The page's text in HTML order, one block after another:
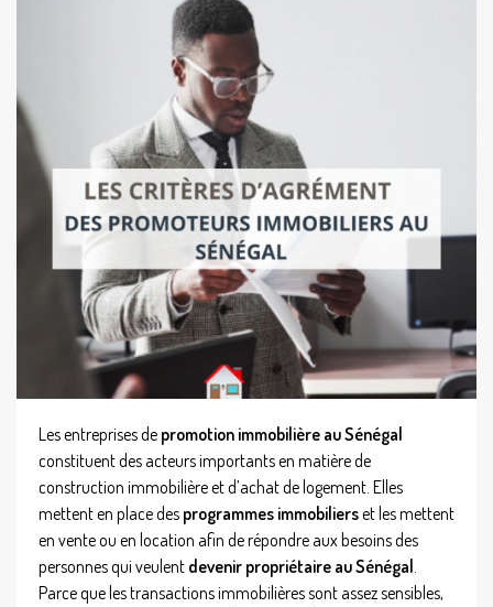
Les entreprises de promotion immobilière au Sénégal
constituent des acteurs importants en matière de
construction immobilière et d’achat de logement. Elles
mettent en place des programmes immobilierset les mettent
en vente ou en location afin de répondre aux besoins des
personnes qui veulent devenir propriétaire au Sénégal.
Parce que les transactions immobilières sont assez sensibles,